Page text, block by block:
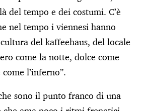
del tempo e dei costumi. C’è
nel tempo i viennesi hanno
del kaffeehaus, del locale
come la notte, dolce come
l’inferno”.
sono il punto franco di una